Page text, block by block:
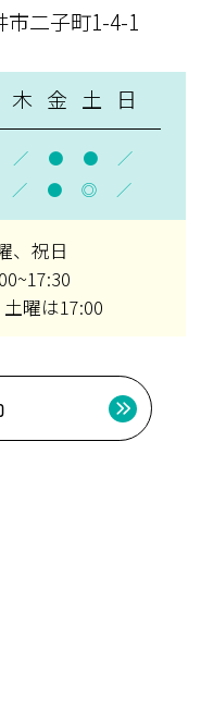
市二子町1-4-1
木 金 土 日
／ ● ● ／
／ ● ◎ ／
、祝日
曜は17:00